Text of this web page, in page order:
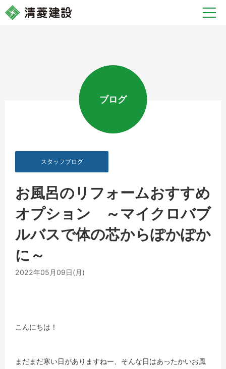
ブログ
スタッフブログ
お風呂のリフォームおすすめ
オプション ～マイクロバブ
ルバスで体の芯からぽかぽか
に～
2022年05月09日(月)
こんにちは！
まだまだ寒い日がありますねー、そんな日はあったかいお風